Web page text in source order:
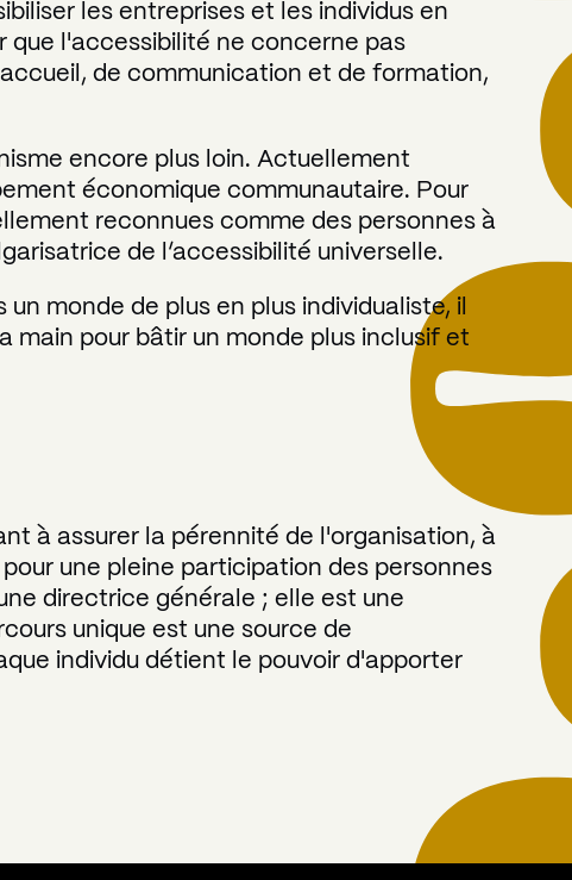
les entreprises et les individus en
que l'accessibilité ne concerne pas
de communication et de formation,
encore plus loin. Actuellement
économique communautaire. Pour
reconnues comme des personnes à
de l’accessibilité universelle.
monde de plus en plus individualiste, il
pour bâtir un monde plus inclusif et
à assurer la pérennité de l'organisation, à
une pleine participation des personnes
directrice générale ; elle est une
unique est une source de
individu détient le pouvoir d'apporter